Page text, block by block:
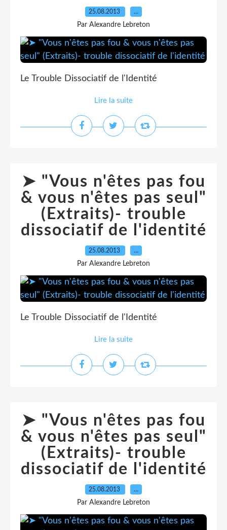
25.08.2013 …
Par Alexandre Lebreton
Le Trouble Dissociatif de l'Identité
Lire la suite
➤ "Vous n'êtes pas fou
& vous n'êtes pas seul"
(Extraits)- trouble
dissociatif de l'identité
25.08.2013 …
Par Alexandre Lebreton
Le Trouble Dissociatif de l'Identité
Lire la suite
➤ "Vous n'êtes pas fou
& vous n'êtes pas seul"
(Extraits)- trouble
dissociatif de l'identité
25.08.2013 …
Par Alexandre Lebreton